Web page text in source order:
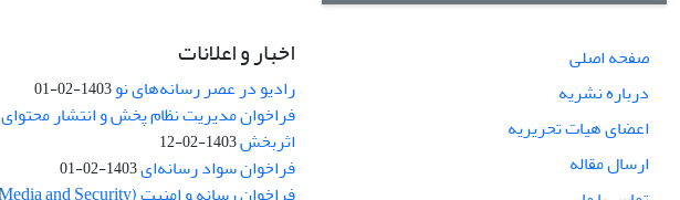
صفحه اصلی
درباره نشریه
اعضای هیات تحریریه
ارسال مقاله
اخبار و اعلانات
رادیو در عصر رسانه‌های نو1403-02-01
فراخوان مدیریت نظام پخش و انتشار محتوای
اثربخش1403-02-12
فراخوان سواد رسانه‌ای1403-02-01